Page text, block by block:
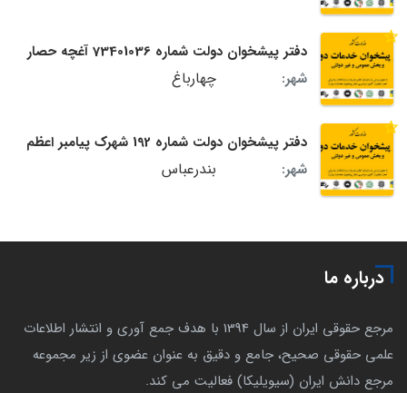
دفتر پیشخوان دولت شماره 73401036 آغچه حصار
شهر:
چهارباغ
دفتر پیشخوان دولت شماره 192 شهرک پیامبر اعظم
شهر:
بندرعباس
درباره ما
مرجع حقوقی ایران از سال 1394 با هدف جمع آوری و انتشار اطلاعات
علمی حقوقی صحیح، جامع و دقیق به عنوان عضوی از زیر مجموعه
مرجع دانش ایران (سیویلیکا) فعالیت می کند.